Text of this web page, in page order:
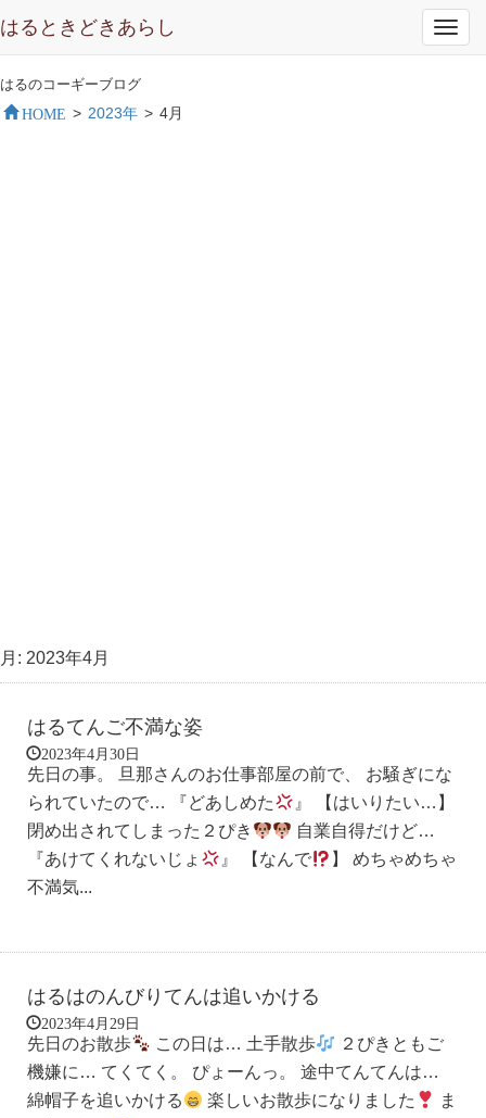
はるときどきあらし
はるのコーギーブログ
HOME > 2023年 > 4月
月: 2023年4月
はるてんご不満な姿
2023年4月30日
先日の事。 旦那さんのお仕事部屋の前で、 お騒ぎにな
られていたので… 『どあしめた
』 【はいりたい…】
閉め出されてしまった２ぴき
自業自得だけど…
『あけてくれないじょ
』 【なんで
】 めちゃめちゃ
不満気...
はるはのんびりてんは追いかける
2023年4月29日
先日のお散歩 この日は… 土手散歩
２ぴきともご
機嫌に… てくてく。 ぴょーんっ。 途中てんてんは…
綿帽子を追いかける
楽しいお散歩になりました
ま